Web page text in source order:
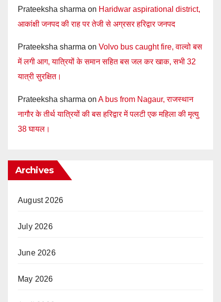
Prateeksha sharma on Haridwar aspirational district,
आकांक्षी जनपद की राह पर तेजी से अग्रसर हरिद्वार जनपद
Prateeksha sharma on Volvo bus caught fire, वाल्वो बस
में लगी आग, यात्रियों के समान सहित बस जल कर खाक, सभी 32
यात्री सुरक्षित।
Prateeksha sharma on A bus from Nagaur, राजस्थान
नागौर के तीर्थ यात्रियों की बस हरिद्वार में पलटी एक महिला की मृत्यु
38 घायल।
Archives
August 2026
July 2026
June 2026
May 2026